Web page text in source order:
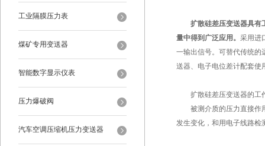
工业隔膜压力表
煤矿专用变送器
智能数字显示仪表
压力爆破阀
汽车空调压缩机压力变送器
扩散硅差压变送器具有
量中得到广泛应用。 采用进
一输出信号。可替代传统的
送器、电子电位差计配套使
扩散硅差压变送器的工
被测介质的压力直接作用
发生变化，和用电子线路检